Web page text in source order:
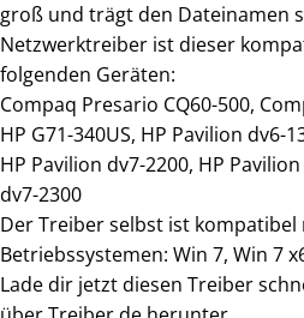
groß und trägt den Dateinamen
Netzwerktreiber ist dieser
folgenden Geräten:
Compaq Presario CQ60-500,
HP G71-340US, HP Pavilion dv6-
HP Pavilion dv7-2200, HP
dv7-2300
Der Treiber selbst ist
Betriebssystemen: Win 7, Win 7
Lade dir jetzt diesen Treiber